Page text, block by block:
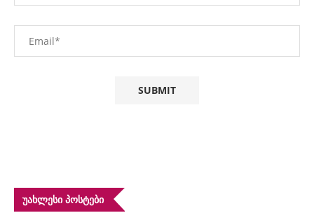
ᲣᲐᲮᲚᲔᲡᲘ ᲞᲝᲡᲢᲔᲑᲘ